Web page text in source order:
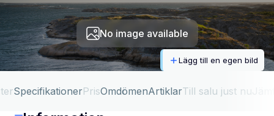
No image available
Lägg till en egen bild
SpecifikationerPrisOmdömenArtiklarTill salu just nu